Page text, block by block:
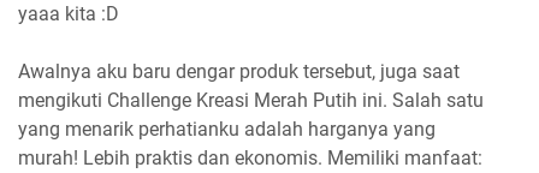
yaaa kita :D
Awalnya aku baru dengar produk tersebut, juga saat
mengikuti Challenge Kreasi Merah Putih ini. Salah satu
yang menarik perhatianku adalah harganya yang
murah! Lebih praktis dan ekonomis. Memiliki manfaat: